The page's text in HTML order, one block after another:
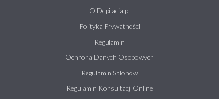
O Depilacja.pl
Polityka Prywatności
Regulamin
Ochrona Danych Osobowych
Regulamin Salonów
Regulamin Konsultacji Online